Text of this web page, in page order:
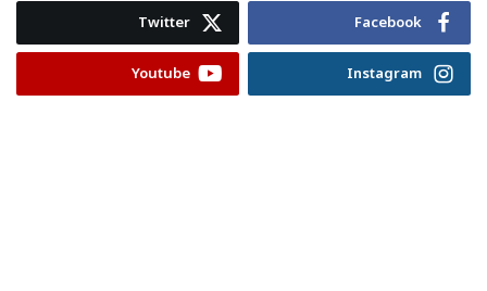
Facebook
Twitter
Instagram
Youtube